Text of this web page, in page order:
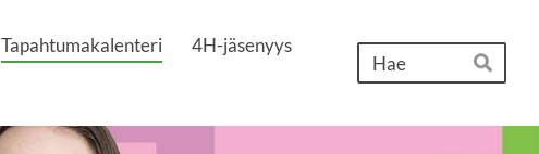
Tapahtumakalenteri
4H-jäsenyys
Hae